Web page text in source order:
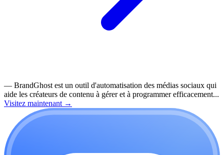
— BrandGhost est un outil d'automatisation des médias sociaux qui
aide les créateurs de contenu à gérer et à programmer efficacement...
Visitez maintenant →